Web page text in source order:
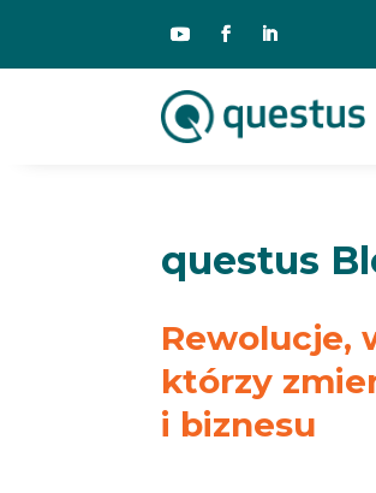
questus
Rewolucje,
którzy
i biznesu